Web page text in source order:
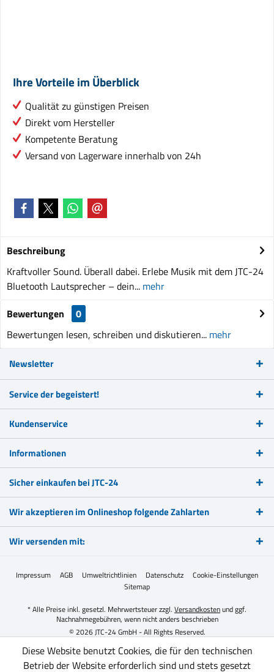
Ihre Vorteile im Überblick
Qualität zu günstigen Preisen
Direkt vom Hersteller
Kompetente Beratung
Versand von Lagerware innerhalb von 24h
Beschreibung
Kraftvoller Sound. Überall dabei. Erlebe Musik mit dem JTC-24
Bluetooth Lautsprecher – dein... mehr
Bewertungen
0
Bewertungen lesen, schreiben und diskutieren... mehr
Newsletter
Service der begeistert!
Kundenservice
Informationen
Sicher einkaufen bei JTC-24
Wir akzeptieren im Onlineshop folgende Zahlarten
Wir versenden mit:
Impressum AGB Umweltrichtlinien Datenschutz
Cookie-Einstellungen
Sitemap
* Alle Preise inkl. gesetzl. Mehrwertsteuer zzgl. Versandkostenund ggf.
Nachnahmegebühren, wenn nicht anders beschrieben
© 2026 JTC-24 GmbH - All Rights Reserved.
Diese Website benutzt Cookies, die für den technischen
Betrieb der Website erforderlich sind und stets gesetzt